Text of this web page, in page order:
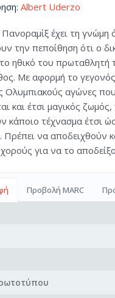
Albert Uderzo
έχει τη γνώμη
την πεποίθηση ότι ο
ηθικό του πρωταθλητή
Με αφορμή το
Ολυμπιακούς αγώνες
και έτσι μαγικός
κάποιο τέχνασμα έτσι
να αποδειχθούν
για να το
Προβολή MARC